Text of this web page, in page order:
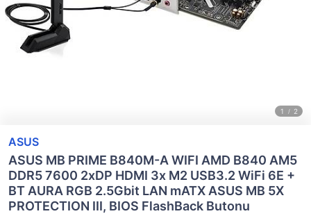
ASUS
ASUS MB PRIME B840M-A WIFI AMD B840 AM5
DDR5 7600 2xDP HDMI 3x M2 USB3.2 WiFi 6E +
BT AURA RGB 2.5Gbit LAN mATX ASUS MB 5X
PROTECTION III, BIOS FlashBack Butonu